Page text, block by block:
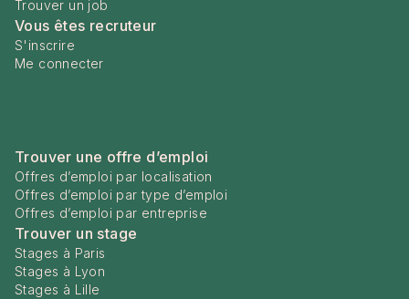
Trouver un job
Vous êtes recruteur
S'inscrire
Me connecter
Trouver une offre d’emploi
Offres d’emploi par localisation
Offres d’emploi par type d’emploi
Offres d’emploi par entreprise
Trouver un stage
Stages à Paris
Stages à Lyon
Stages à Lille